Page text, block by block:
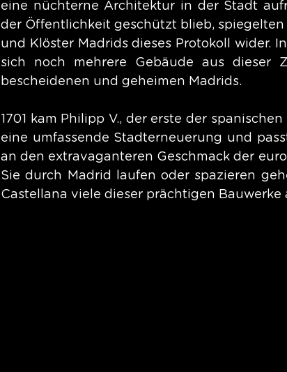
eine nüchterne Architektur in der Stadt
der Öffentlichkeit geschützt blieb,
und Klöster Madrids dieses Protokoll wider.
sich noch mehrere Gebäude aus dieser
bescheidenen und geheimen Madrids.
1701 kam Philipp V., der erste der
eine umfassende Stadterneuerung und
an den extravaganteren Geschmack der
Sie durch Madrid laufen oder spazieren
Castellana viele dieser prächtigen Bauwerke